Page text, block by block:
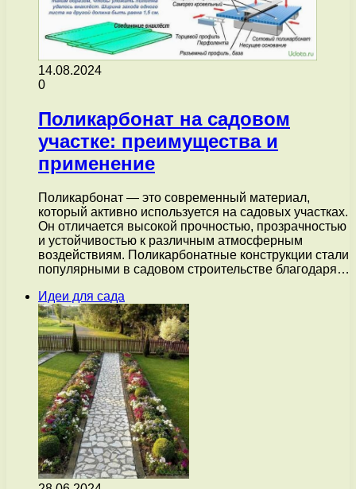
14.08.2024
0
Поликарбонат на садовом
участке: преимущества и
применение
Поликарбонат — это современный материал,
который активно используется на садовых участках.
Он отличается высокой прочностью, прозрачностью
и устойчивостью к различным атмосферным
воздействиям. Поликарбонатные конструкции стали
популярными в садовом строительстве благодаря…
Идеи для сада